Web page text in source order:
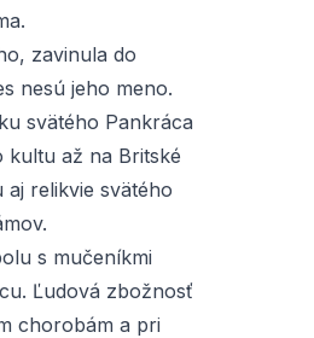
zavinula do
nesú jeho meno.
svätého Pankráca
kultu až na Britské
relikvie svätého
s mučeníkmi
Ľudová zbožnosť
chorobám a pri